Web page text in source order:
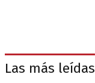
Las más leídas